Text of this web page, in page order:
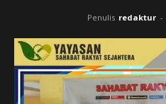
Penulis redaktur -